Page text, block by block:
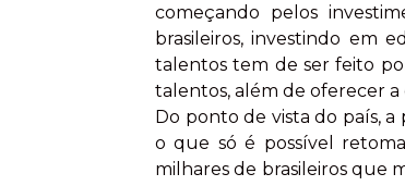
começando pelos
brasileiros, investindo em
talentos tem de ser feito
talentos, além de oferecer a
Do ponto de vista do país,
o que só é possível
milhares de brasileiros que